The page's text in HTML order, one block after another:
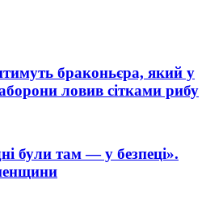
браконьєра, який у
ловив сітками рибу
були там — у безпеці».